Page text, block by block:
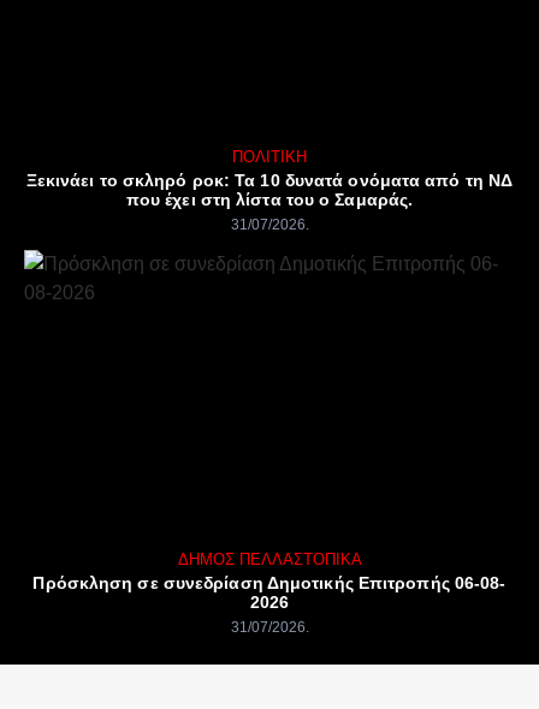
ΠΟΛΙΤΙΚΉ
Ξεκινάει το σκληρό ροκ: Τα 10 δυνατά ονόματα από τη ΝΔ
που έχει στη λίστα του ο Σαμαράς.
31/07/2026
ΔΉΜΟΣ ΠΈΛΛΑΣΤΟΠΙΚΆ
Πρόσκληση σε συνεδρίαση Δημοτικής Επιτροπής 06-08-
2026
31/07/2026